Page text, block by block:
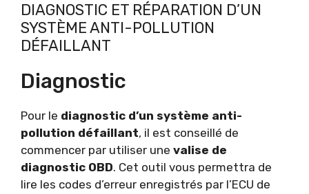
DIAGNOSTIC ET RÉPARATION D’UN
SYSTÈME ANTI-POLLUTION
DÉFAILLANT
Diagnostic
Pour le diagnostic d’un système anti-
pollution défaillant, il est conseillé de
commencer par utiliser une valise de
diagnostic OBD. Cet outil vous permettra de
lire les codes d’erreur enregistrés par l’ECU de